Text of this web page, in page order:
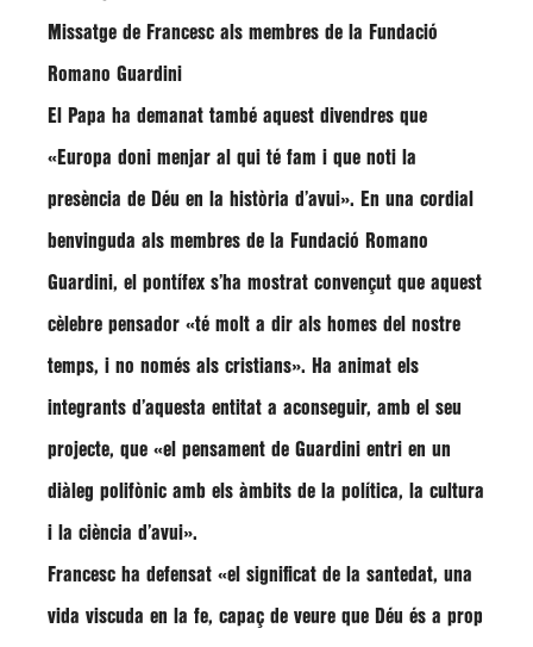
Missatge de Francesc als membres de la Fundació
Romano Guardini
El Papa ha demanat també aquest divendres que
«Europa doni menjar al qui té fam i que noti la
presència de Déu en la història d’avui». En una cordial
benvinguda als membres de la Fundació Romano
Guardini, el pontífex s’ha mostrat convençut que aquest
cèlebre pensador «té molt a dir als homes del nostre
temps, i no només als cristians». Ha animat els
integrants d’aquesta entitat a aconseguir, amb el seu
projecte, que «el pensament de Guardini entri en un
diàleg polifònic amb els àmbits de la política, la cultura
i la ciència d’avui».
Francesc ha defensat «el significat de la santedat, una
vida viscuda en la fe, capaç de veure que Déu és a prop